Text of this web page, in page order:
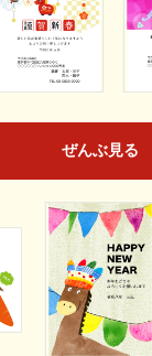
ぜんぶ見る